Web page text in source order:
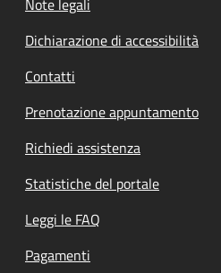
Dichiarazione di accessibilità
Contatti
Prenotazione appuntamento
Richiedi assistenza
Statistiche del portale
Leggi le FAQ
Pagamenti